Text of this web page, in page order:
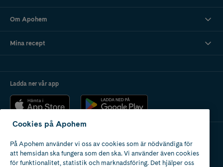
Om Apohem
Mina recept
Ladda ner vår app
Apotek med tillstånd
av Läkemedelsverket
Cookies på Apohem
På Apohem använder vi oss av cookies som är nödvändiga för
att hemsidan ska fungera som den ska. Vi använder även cookies
för funktionalitet, statistik och marknadsföring. Det hjälper oss